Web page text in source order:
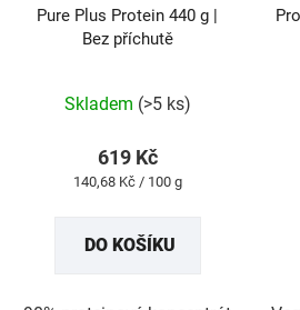
Pure Plus Protein 440 g |
Bez příchutě
produktu
hvězdiček.
Skladem (>5 ks)
619 Kč
Měrná
140,68 Kč / 100 g
DO KOŠÍKU